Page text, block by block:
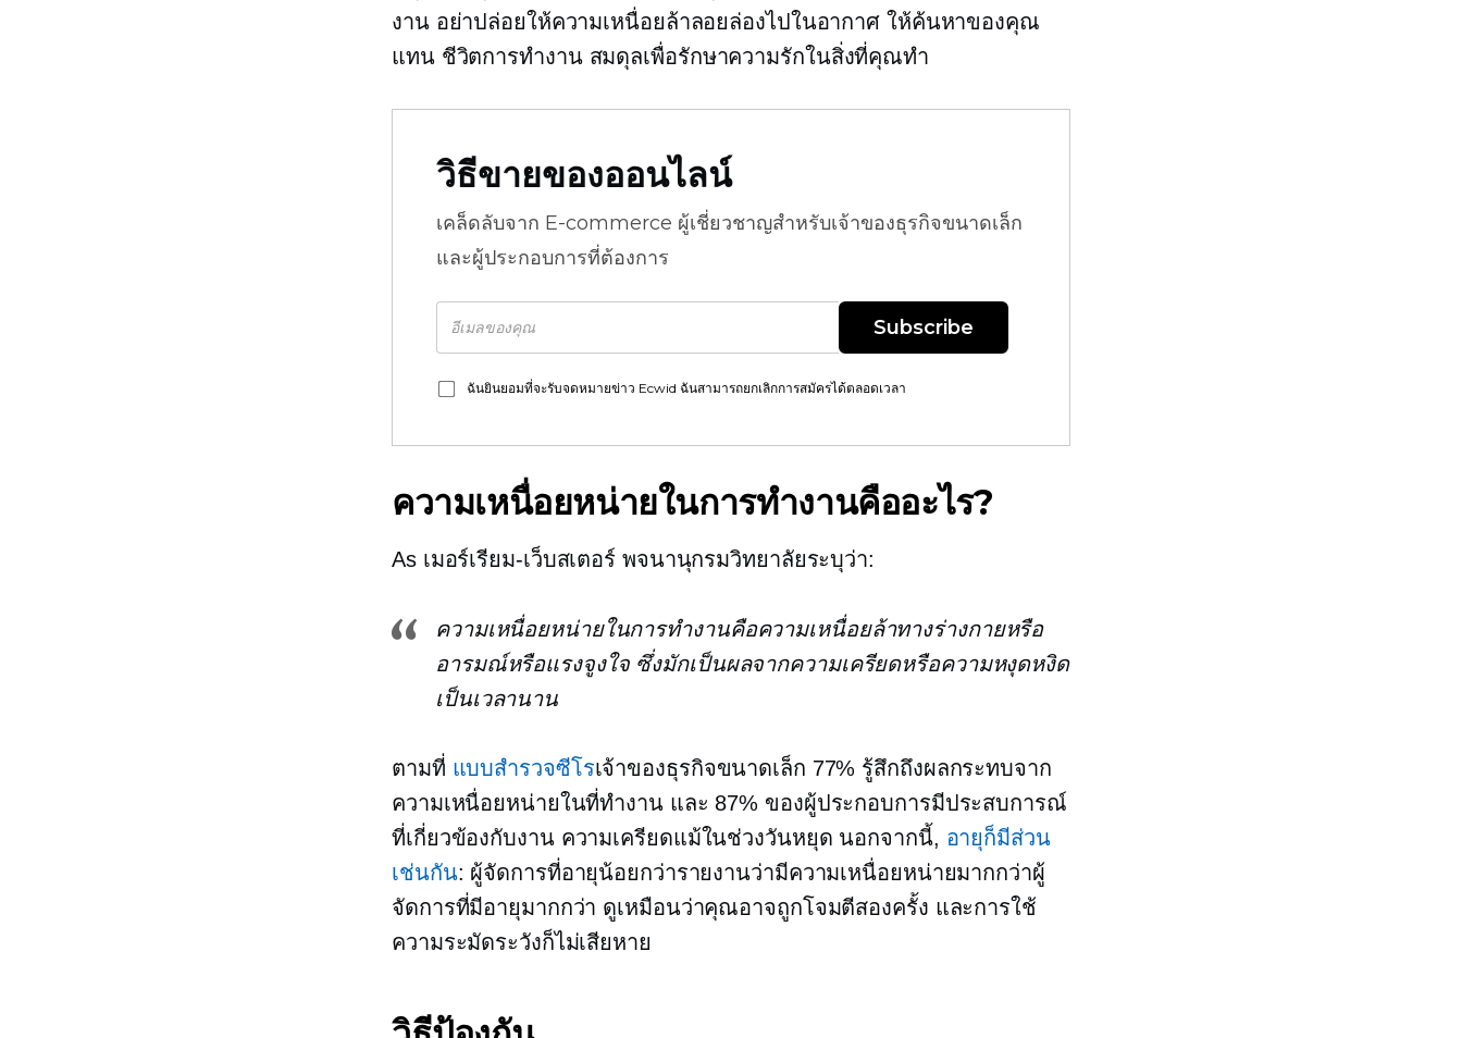
งาน อย่าปล่อยให้ความเหนื่อยล้าลอยล่องไปในอากาศ ให้ค้นหาของคุณ
แทน ชีวิตการทำงานสมดุลเพื่อรักษาความรักในสิ่งที่คุณทำ
วิธีขายของออนไลน์
เคล็ดลับจาก E-commerce ผู้เชี่ยวชาญสำหรับเจ้าของธุรกิจขนาดเล็ก
และผู้ประกอบการที่ต้องการ
Subscribe
ฉันยินยอมที่จะรับจดหมายข่าว Ecwid ฉันสามารถยกเลิกการสมัครได้ตลอดเวลา
ความเหนื่อยหน่ายในการทำงานคืออะไร?
As เมอร์เรียม-เว็บสเตอร์ พจนานุกรมวิทยาลัยระบุว่า:
ความเหนื่อยหน่ายในการทำงานคือความเหนื่อยล้าทางร่างกายหรือ
อารมณ์หรือแรงจูงใจ ซึ่งมักเป็นผลจากความเครียดหรือความหงุดหงิด
เป็นเวลานาน
ตามที่ แบบสำรวจซีโรเจ้าของธุรกิจขนาดเล็ก 77% รู้สึกถึงผลกระทบจาก
ความเหนื่อยหน่ายในที่ทำงาน และ 87% ของผู้ประกอบการมีประสบการณ์
ที่เกี่ยวข้องกับงานความเครียดแม้ในช่วงวันหยุด นอกจากนี้, อายุก็มีส่วน
เช่นกัน: ผู้จัดการที่อายุน้อยกว่ารายงานว่ามีความเหนื่อยหน่ายมากกว่าผู้
จัดการที่มีอายุมากกว่า ดูเหมือนว่าคุณอาจถูกโจมตีสองครั้ง และการใช้
ความระมัดระวังก็ไม่เสียหาย